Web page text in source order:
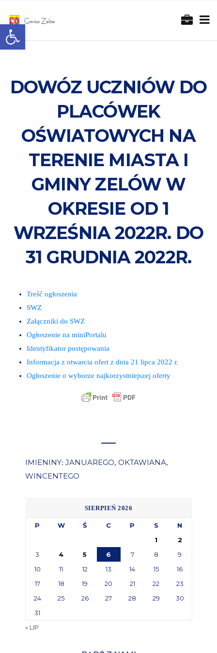
Otwórz pasek narzędzi
DOWÓZ UCZNIÓW DO
PLACÓWEK
OŚWIATOWYCH NA
TERENIE MIASTA I
GMINY ZELÓW W
OKRESIE OD 1
WRZEŚNIA 2022R. DO
31 GRUDNIA 2022R.
Treść ogłoszenia
SWZ
Załączniki do SWZ
Ogłoszenie na miniPortalu
Identyfikator postępowania
Informacja z otwarcia ofert z dnia 21 lipca 2022 r.
Ogłoszenie o wyborze najkorzystniejszej oferty
IMIENINY: JANUAREGO, OKTAWIANA,
WINCENTEGO
SIERPIEŃ 2026
P W Ś C P S
N
1
2
3
4 5 6 7 8
9
10
11 12 13 14 15
16
17
18 19 20 21 22
23
24
25 26 27 28 29
30
31
« LIP